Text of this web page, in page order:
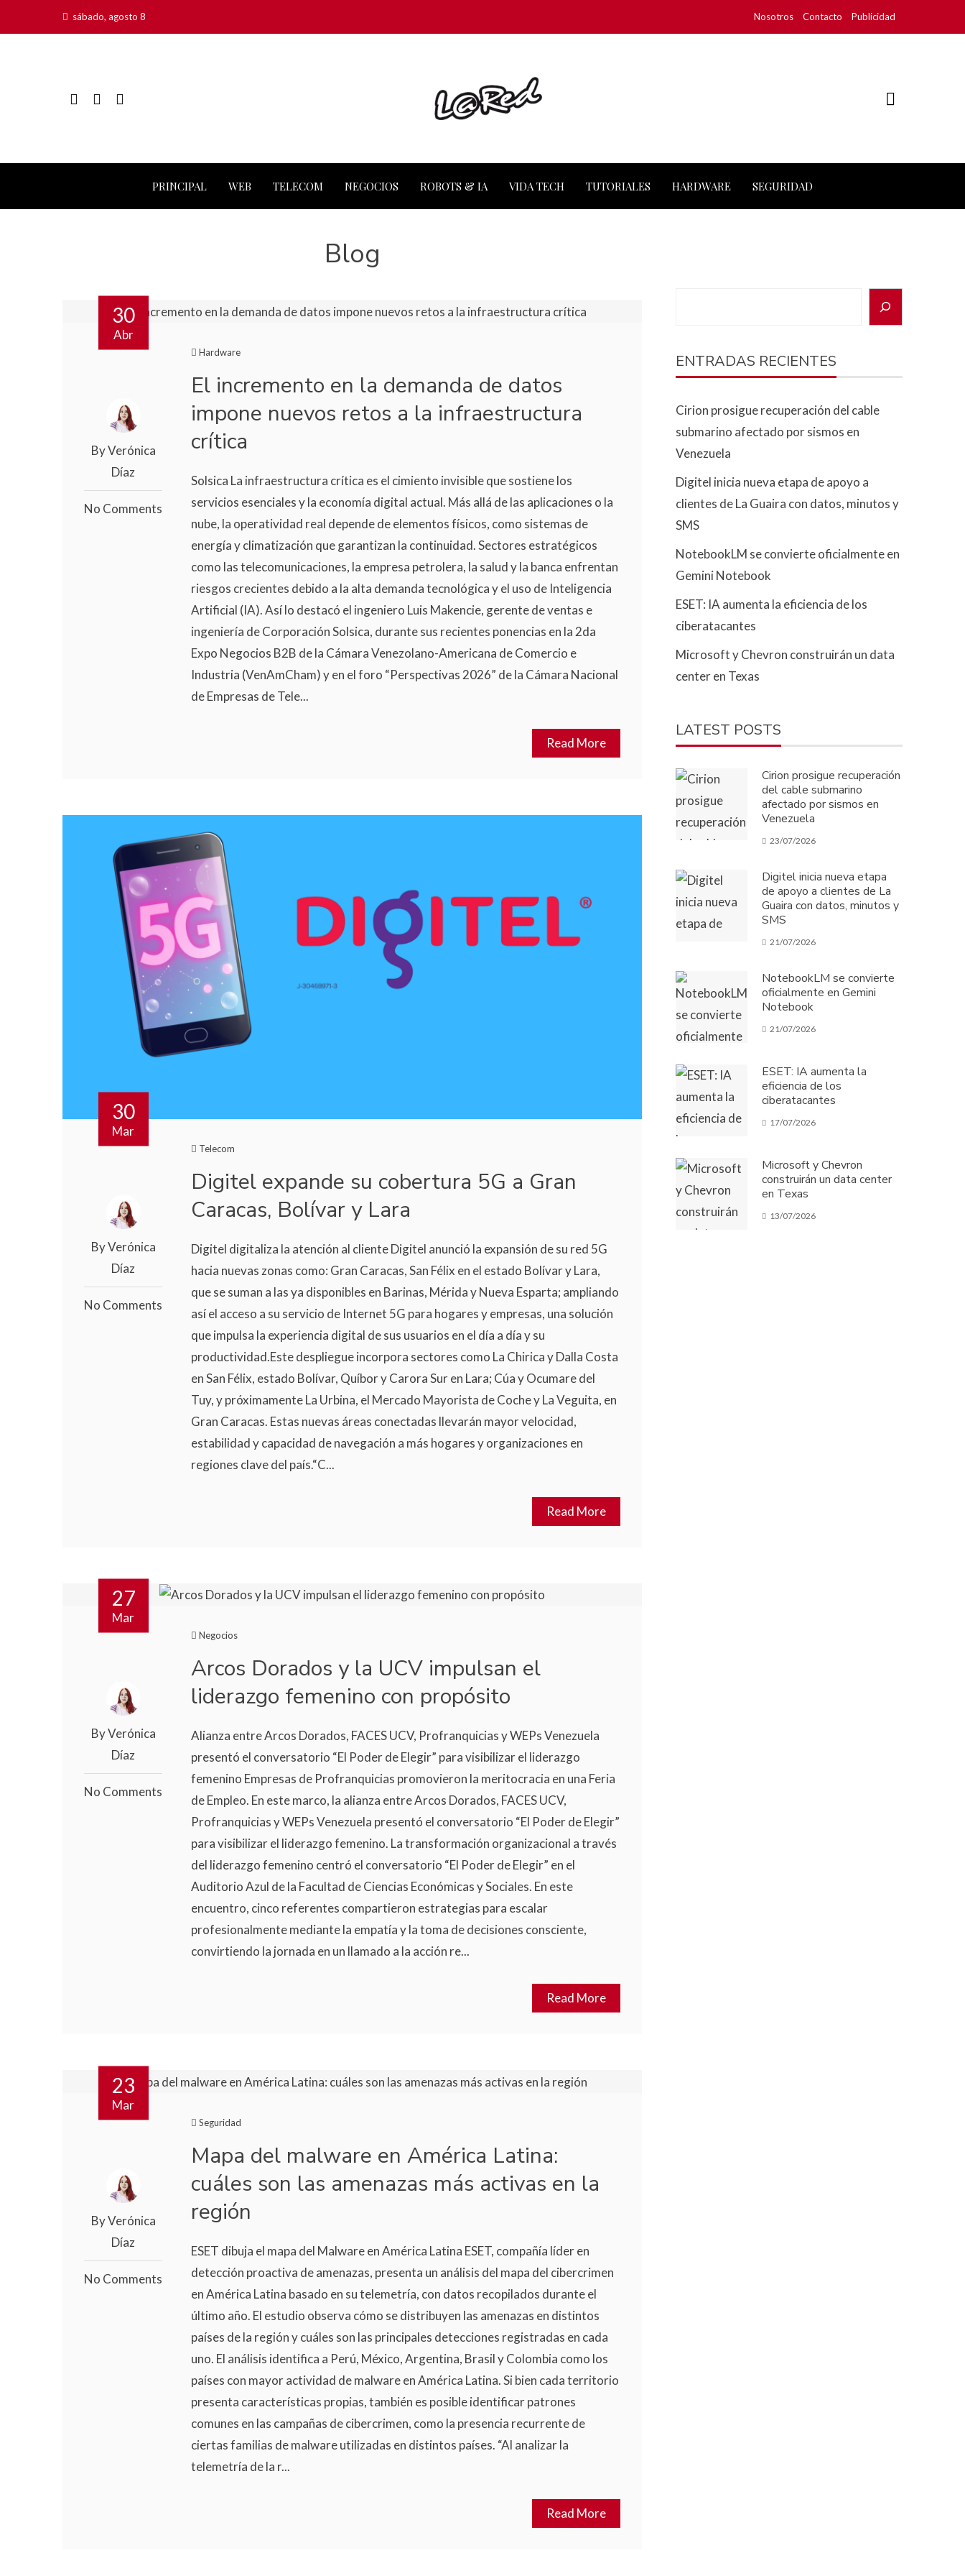
sábado, agosto 8 Nosotros Contacto Publicidad
PRINCIPAL WEB TELECOM NEGOCIOS ROBOTS & IA VIDA TECH TUTORIALES HARDWARE SEGURIDAD
Blog
30
Abr
By Verónica
Díaz
No Comments
Hardware
El incremento en la demanda de datos
impone nuevos retos a la infraestructura
crítica
Solsica La infraestructura crítica es el cimiento invisible que sostiene los
servicios esenciales y la economía digital actual. Más allá de las aplicaciones o la
nube, la operatividad real depende de elementos físicos, como sistemas de
energía y climatización que garantizan la continuidad. Sectores estratégicos
como las telecomunicaciones, la empresa petrolera, la salud y la banca enfrentan
riesgos crecientes debido a la alta demanda tecnológica y el uso de Inteligencia
Artificial (IA). Así lo destacó el ingeniero Luis Makencie, gerente de ventas e
ingeniería de Corporación Solsica, durante sus recientes ponencias en la 2da
Expo Negocios B2B de la Cámara Venezolano-Americana de Comercio e
Industria (VenAmCham) y en el foro “Perspectivas 2026” de la Cámara Nacional
de Empresas de Tele...
Read More
30
Mar
By Verónica
Díaz
No Comments
Telecom
Digitel expande su cobertura 5G a Gran
Caracas, Bolívar y Lara
Digitel digitaliza la atención al cliente Digitel anunció la expansión de su red 5G
hacia nuevas zonas como: Gran Caracas, San Félix en el estado Bolívar y Lara,
que se suman a las ya disponibles en Barinas, Mérida y Nueva Esparta; ampliando
así el acceso a su servicio de Internet 5G para hogares y empresas, una solución
que impulsa la experiencia digital de sus usuarios en el día a día y su
productividad.Este despliegue incorpora sectores como La Chirica y Dalla Costa
en San Félix, estado Bolívar, Quíbor y Carora Sur en Lara; Cúa y Ocumare del
Tuy, y próximamente La Urbina, el Mercado Mayorista de Coche y La Veguita, en
Gran Caracas. Estas nuevas áreas conectadas llevarán mayor velocidad,
estabilidad y capacidad de navegación a más hogares y organizaciones en
regiones clave del país.“C...
Read More
27
Mar
By Verónica
Díaz
No Comments
Negocios
Arcos Dorados y la UCV impulsan el
liderazgo femenino con propósito
Alianza entre Arcos Dorados, FACES UCV, Profranquicias y WEPs Venezuela
presentó el conversatorio “El Poder de Elegir” para visibilizar el liderazgo
femenino Empresas de Profranquicias promovieron la meritocracia en una Feria
de Empleo. En este marco, la alianza entre Arcos Dorados, FACES UCV,
Profranquicias y WEPs Venezuela presentó el conversatorio “El Poder de Elegir”
para visibilizar el liderazgo femenino. La transformación organizacional a través
del liderazgo femenino centró el conversatorio “El Poder de Elegir” en el
Auditorio Azul de la Facultad de Ciencias Económicas y Sociales. En este
encuentro, cinco referentes compartieron estrategias para escalar
profesionalmente mediante la empatía y la toma de decisiones consciente,
convirtiendo la jornada en un llamado a la acción re...
Read More
23
Mar
By Verónica
Díaz
No Comments
Seguridad
Mapa del malware en América Latina:
cuáles son las amenazas más activas en la
región
ESET dibuja el mapa del Malware en América Latina ESET, compañía líder en
detección proactiva de amenazas, presenta un análisis del mapa del cibercrimen
en América Latina basado en su telemetría, con datos recopilados durante el
último año. El estudio observa cómo se distribuyen las amenazas en distintos
países de la región y cuáles son las principales detecciones registradas en cada
uno. El análisis identifica a Perú, México, Argentina, Brasil y Colombia como los
países con mayor actividad de malware en América Latina. Si bien cada territorio
presenta características propias, también es posible identificar patrones
comunes en las campañas de cibercrimen, como la presencia recurrente de
ciertas familias de malware utilizadas en distintos países. “Al analizar la
telemetría de la r...
Read More
ENTRADAS RECIENTES
Cirion prosigue recuperación del cable
submarino afectado por sismos en
Venezuela
Digitel inicia nueva etapa de apoyo a
clientes de La Guaira con datos, minutos y
SMS
NotebookLM se convierte oficialmente en
Gemini Notebook
ESET: IA aumenta la eficiencia de los
ciberatacantes
Microsoft y Chevron construirán un data
center en Texas
LATEST POSTS
Cirion prosigue recuperación
del cable submarino
afectado por sismos en
Venezuela
23/07/2026
Digitel inicia nueva etapa
de apoyo a clientes de La
Guaira con datos, minutos y
SMS
21/07/2026
NotebookLM se convierte
oficialmente en Gemini
Notebook
21/07/2026
ESET: IA aumenta la
eficiencia de los
ciberatacantes
17/07/2026
Microsoft y Chevron
construirán un data center
en Texas
13/07/2026